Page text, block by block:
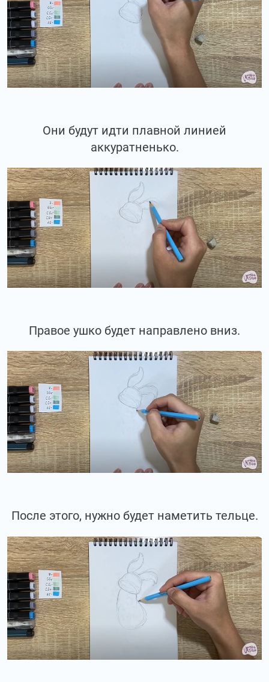
Они будут идти плавной линией
аккуратненько.
Правое ушко будет направлено вниз.
После этого, нужно будет наметить тельце.